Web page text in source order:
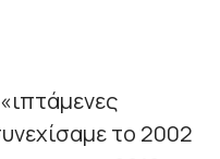
το 2002